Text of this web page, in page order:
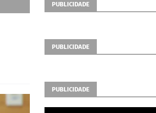
PUBLICIDADE
PUBLICIDADE
PUBLICIDADE